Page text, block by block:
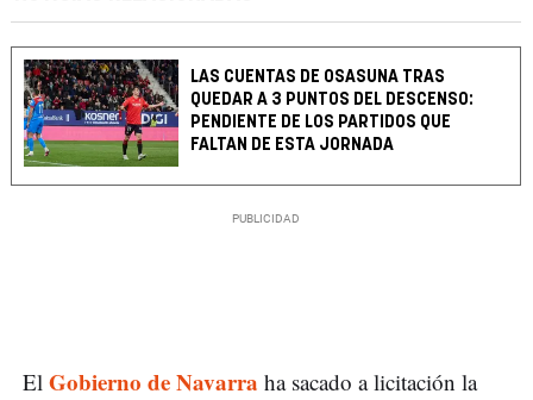
LAS CUENTAS DE OSASUNA TRAS
QUEDAR A 3 PUNTOS DEL DESCENSO:
PENDIENTE DE LOS PARTIDOS QUE
FALTAN DE ESTA JORNADA
El Gobierno de Navarra ha sacado a licitación la